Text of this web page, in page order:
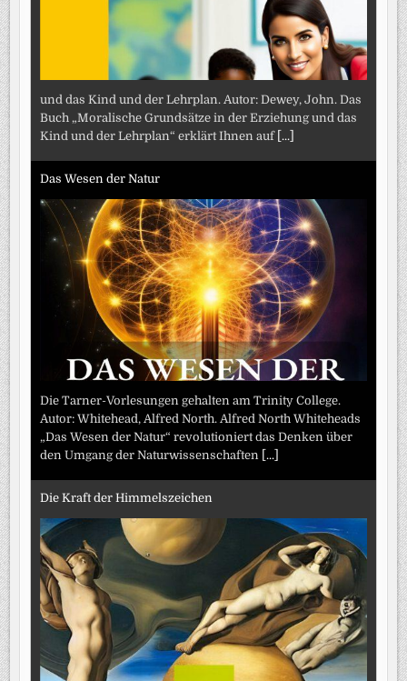
und das Kind und der Lehrplan. Autor: Dewey, John. Das
Buch „Moralische Grundsätze in der Erziehung und das
Kind und der Lehrplan“ erklärt Ihnen auf [...]
Das Wesen der Natur
Die Tarner-Vorlesungen gehalten am Trinity College.
Autor: Whitehead, Alfred North. Alfred North Whiteheads
„Das Wesen der Natur“ revolutioniert das Denken über
den Umgang der Naturwissenschaften [...]
Die Kraft der Himmelszeichen